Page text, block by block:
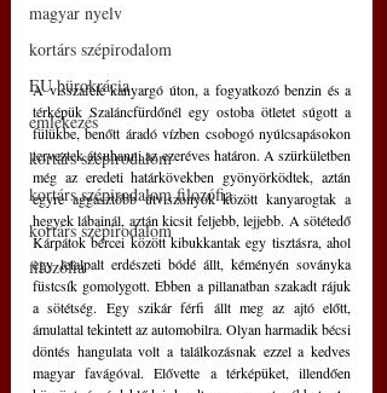
magyar nyelv
kortárs szépirodalom
EU bürokrácia
emlékezés
kortárs szépirodalom
kortárs szépirodalom filozófia
kortárs szépirodalom
filozófia
A visszafelé kanyargó úton, a fogyatkozó benzin és a
térképük Szaláncfürdőnél egy ostoba ötletet súgott a
fülükbe, benőtt áradó vízben csobogó nyúlcsapásokon
terveztek átsuhanni az ezeréves határon. A szürkületben
még az eredeti határkövekben gyönyörködtek, aztán
egyre aggasztóbb útviszonyok között kanyarogtak a
hegyek lábainál, aztán kicsit feljebb, lejjebb. A sötétedő
Kárpátok bércei között kibukkantak egy tisztásra, ahol
egy letalpalt erdészeti bódé állt, kéményén soványka
füstcsík gomolygott. Ebben a pillanatban szakadt rájuk
a sötétség. Egy szikár férfi állt meg az ajtó előtt,
ámulattal tekintett az automobilra. Olyan harmadik bécsi
döntés hangulata volt a találkozásnak ezzel a kedves
magyar favágóval. Elővette a térképüket, illendően